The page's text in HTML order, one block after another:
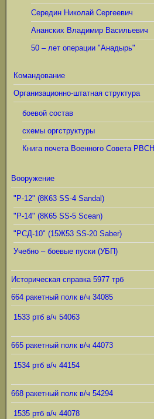
Середин Николай Сергеевич
Ананских Владимир Васильевич
50 – лет операции "Анадырь"
Командование
Организационно-штатная структура
боевой состав
схемы оргструктуры
Книга почета Военного Совета РВСН
Вооружение
"Р-12" (8К63 SS-4 Sandal)
"Р-14" (8К65 SS-5 Scean)
"РСД-10" (15Ж53 SS-20 Saber)
Учебно – боевые пуски (УБП)
Историческая справка 5977 трб
664 ракетный полк в/ч 34085
1533 ртб в/ч 54063
665 ракетный полк в/ч 44073
1534 ртб в/ч 44154
668 ракетный полк в/ч 54294
1535 ртб в/ч 44078